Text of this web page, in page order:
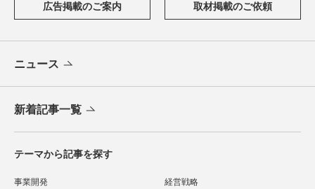
広告掲載のご案内 取材掲載のご依頼
ニュース
新着記事一覧
テーマから記事を探す
事業開発 経営戦略